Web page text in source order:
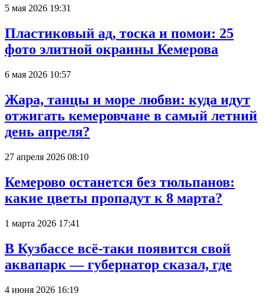
5 мая 2026 19:31
Пластиковый ад, тоска и помои: 25
фото элитной окраины Кемерова
6 мая 2026 10:57
Жара, танцы и море любви: куда идут
отжигать кемеровчане в самый летний
день апреля?
27 апреля 2026 08:10
Кемерово останется без тюльпанов:
какие цветы пропадут к 8 марта?
1 марта 2026 17:41
В Кузбассе всё-таки появится свой
аквапарк — губернатор сказал, где
4 июня 2026 16:19